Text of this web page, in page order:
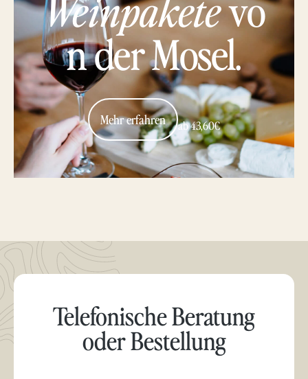
n der Mosel.
Mehr erfahren ab 43,60€
Telefonische Beratung
oder Bestellung